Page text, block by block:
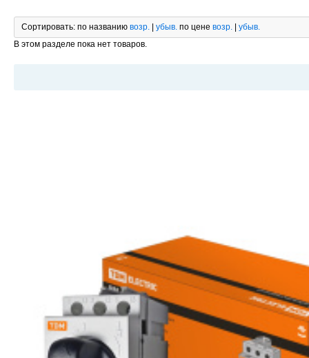
Сортировать: по названию возр. | убыв. по цене возр. | убыв.
В этом разделе пока нет товаров.